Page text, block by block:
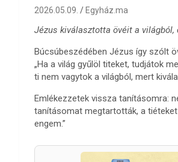
2026.05.09. Egyház.ma
Jézus kiválasztotta övéit a világból,
Búcsúbeszédében Jézus így szólt
„Ha a világ gyűlöl titeket, tudjátok
ti nem vagytok a világból, mert
Emlékezzetek vissza tanításomra:
tanításomat megtartották, a
engem.”